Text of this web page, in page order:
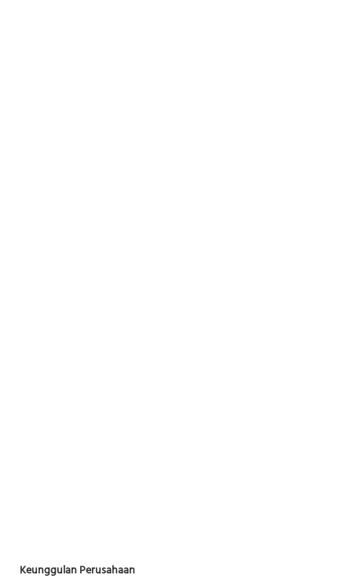
Keunggulan Perusahaan